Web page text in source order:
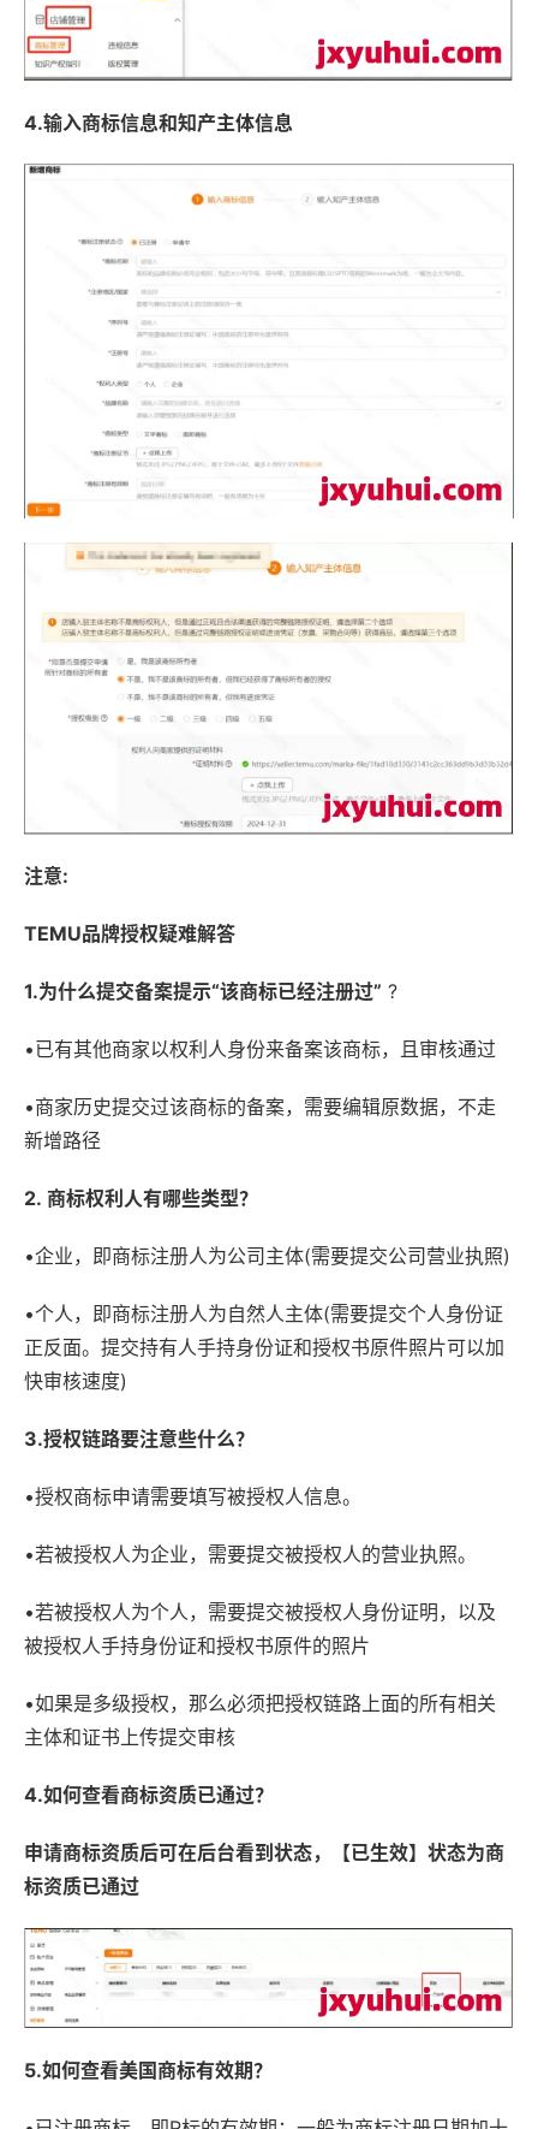
4.输入商标信息和知产主体信息
注意:
TEMU品牌授权疑难解答
1.为什么提交备案提示“该商标已经注册过” ?
•已有其他商家以权利人身份来备案该商标，且审核通过
•商家历史提交过该商标的备案，需要编辑原数据，不走
新增路径
2. 商标权利人有哪些类型？
•企业，即商标注册人为公司主体(需要提交公司营业执照)
•个人，即商标注册人为自然人主体(需要提交个人身份证
正反面。提交持有人手持身份证和授权书原件照片可以加
快审核速度)
3.授权链路要注意些什么？
•授权商标申请需要填写被授权人信息。
•若被授权人为企业，需要提交被授权人的营业执照。
•若被授权人为个人，需要提交被授权人身份证明，以及
被授权人手持身份证和授权书原件的照片
•如果是多级授权，那么必须把授权链路上面的所有相关
主体和证书上传提交审核
4.如何查看商标资质已通过？
申请商标资质后可在后台看到状态，【已生效】状态为商
标资质已通过
5.如何查看美国商标有效期？